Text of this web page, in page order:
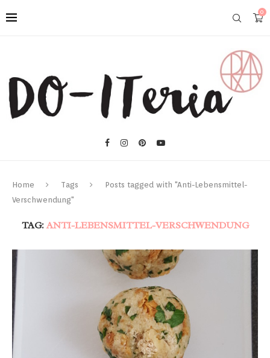
0
Home Tags
Posts tagged with "Anti-Lebensmittel-
Verschwendung"
TAG: ANTI-LEBENSMITTEL-VERSCHWENDUNG